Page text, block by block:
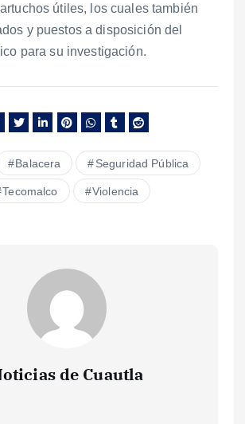
útiles, los cuales también
y puestos a disposición del
para su investigación.
Balacera Seguridad Pública
Tecomalco Violencia
de Cuautla